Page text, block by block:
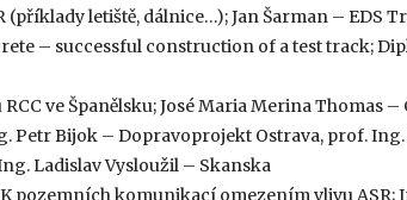
(příklady letiště, dálnice…); Jan Šarman – EDS
– successful construction of a test track;
ve Španělsku; José Maria Merina Thomas –
Petr Bijok – Dopravoprojekt Ostrava, prof. Ing.
Ladislav Vysloužil – Skanska
pozemních komunikací omezením vlivu ASR;